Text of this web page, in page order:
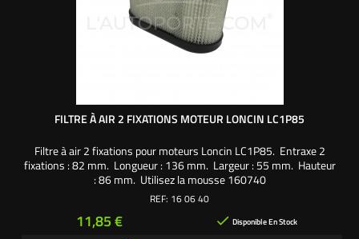
FILTRE À AIR 2 FIXATIONS MOTEUR LONCIN LC1P85
Filtre à air 2 fixations pour moteurs Loncin LC1P85. Entraxe 2
fixations : 82 mm. Longueur : 136 mm. Largeur : 55 mm. Hauteur
: 86 mm. Utilisez la mousse 160740
REF: 16 06 40
Prix
11,85 €  Disponible En Stock